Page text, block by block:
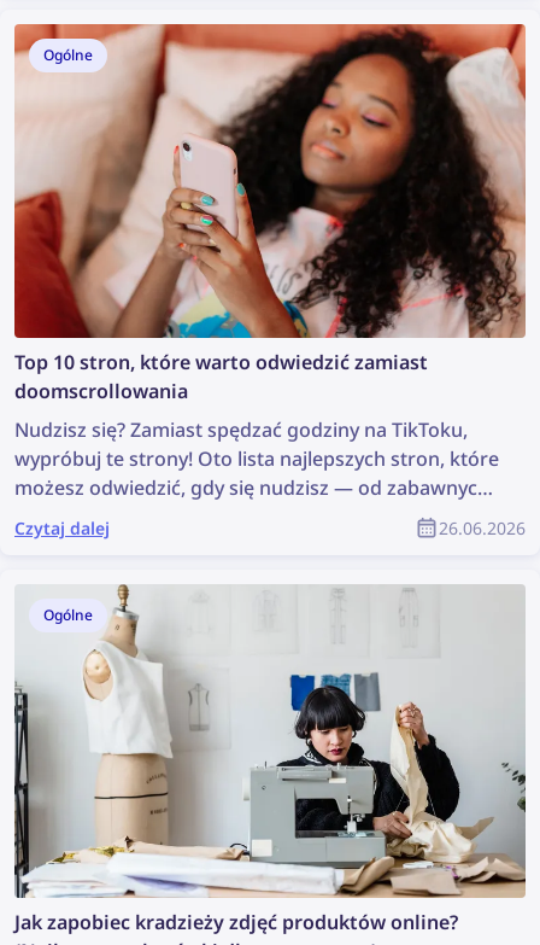
Ogólne
Top 10 stron, które warto odwiedzić zamiast
doomscrollowania
Nudzisz się? Zamiast spędzać godziny na TikToku,
wypróbuj te strony! Oto lista najlepszych stron, które
możesz odwiedzić, gdy się nudzisz — od zabawnych
gier po eksplorowanie internetu.
Czytaj dalej 26.06.2026
Ogólne
Jak zapobiec kradzieży zdjęć produktów online?